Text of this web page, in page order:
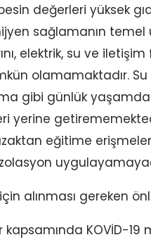
besin değerleri yüksek
sağlamanın
elektrik, su ve
olamamaktadır.
gibi günlük yaşamda
yerine
eğitime
alınması gereken
kapsamında KOVİD-